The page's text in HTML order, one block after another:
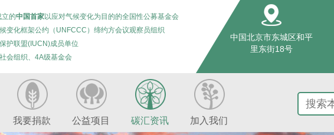
的中国首家以应对气候变化为目的的全国性公募基金会
变化框架公约（UNFCCC）缔约方会议观察员组织
护联盟(IUCN)成员单位
会组织、4A级基金会
中国北京市东城区和平
里东街18号
我要捐款 公益项目 碳汇资讯 加入我们